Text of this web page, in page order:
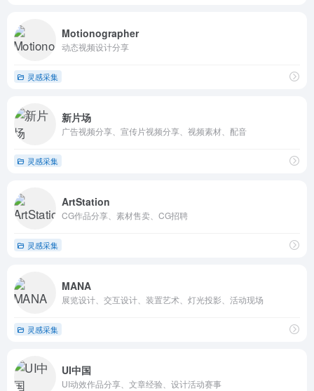
Motionographer
动态视频设计分享
灵感采集
新片场
广告视频分享、宣传片视频分享、视频素材、配音
灵感采集
ArtStation
CG作品分享、素材售卖、CG招聘
灵感采集
MANA
展览设计、交互设计、装置艺术、灯光投影、活动现场
灵感采集
UI中国
UI动效作品分享、文章经验、设计活动赛事